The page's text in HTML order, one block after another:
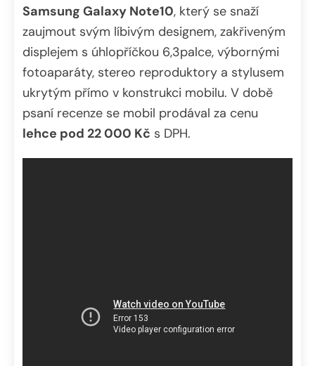
Samsung Galaxy Note10, který se snaží
zaujmout svým líbivým designem, zakřiveným
displejem s úhlopříčkou 6,3palce, výbornými
fotoaparáty, stereo reproduktory a stylusem
ukrytým přímo v konstrukci mobilu. V době
psaní recenze se mobil prodával za cenu
lehce pod 22 000 Kč s DPH.